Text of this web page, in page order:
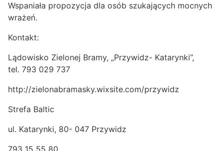
Wspaniała propozycja dla osób szukających mocnych
wrażeń.
Kontakt:
Lądowisko Zielonej Bramy, „Przywidz- Katarynki”,
tel. 793 029 737
http://zielonabramasky.wixsite.com/przywidz
Strefa Baltic
ul. Katarynki, 80- 047 Przywidz